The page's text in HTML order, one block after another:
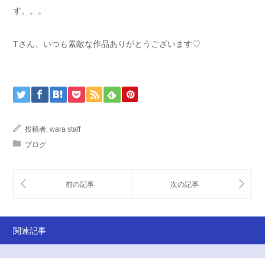
す。。。
Tさん、いつも素敵な作品ありがとうございます♡
投稿者: wara staff
ブログ
関連記事